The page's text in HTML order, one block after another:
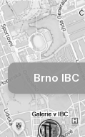
Brno IBC